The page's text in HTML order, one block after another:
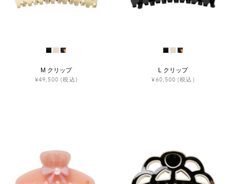
M クリップ
¥49,500 (税込)
L クリップ
¥60,500 (税込)